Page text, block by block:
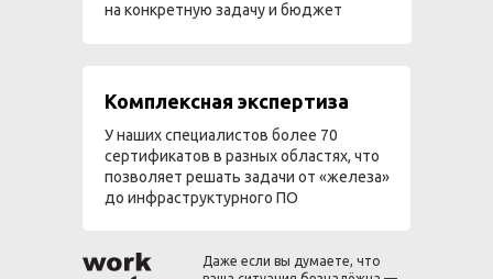
на конкретную задачу и бюджет
Комплексная экспертиза
У наших специалистов более 70
сертификатов в разных областях, что
позволяет решать задачи от «железа»
до инфраструктурного ПО
Даже если вы думаете, что